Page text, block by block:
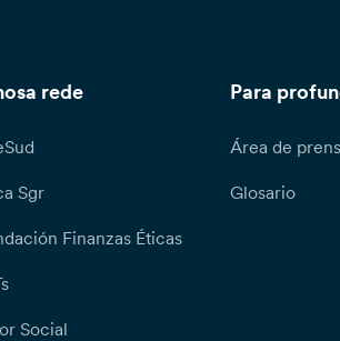
rede
Sgr
Finanzas Éticas
Social
Para
Área de
Glosario